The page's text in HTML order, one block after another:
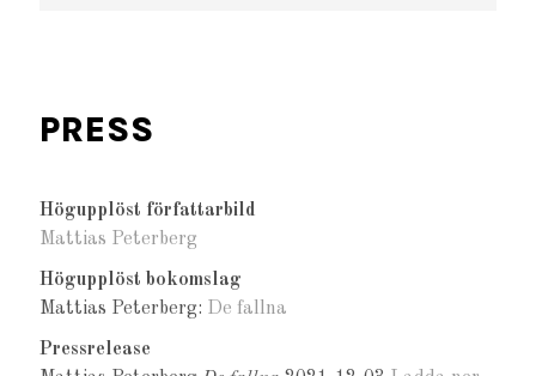
PRESS
Högupplöst författarbild
Mattias Peterberg
Högupplöst bokomslag
Mattias Peterberg: De fallna
Pressrelease